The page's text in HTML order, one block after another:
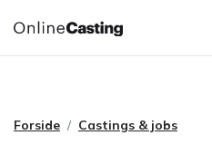
CASTINGS & JOBS
Forside Castings & jobs